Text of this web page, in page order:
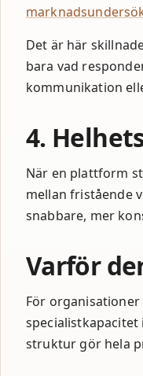
Det är här
bara vad
kommunikation
4.
När en plattform
mellan fristående
snabbare, mer
Varför
För
specialistkapacitet
struktur gör hela